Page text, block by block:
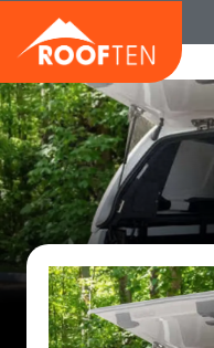
contenido